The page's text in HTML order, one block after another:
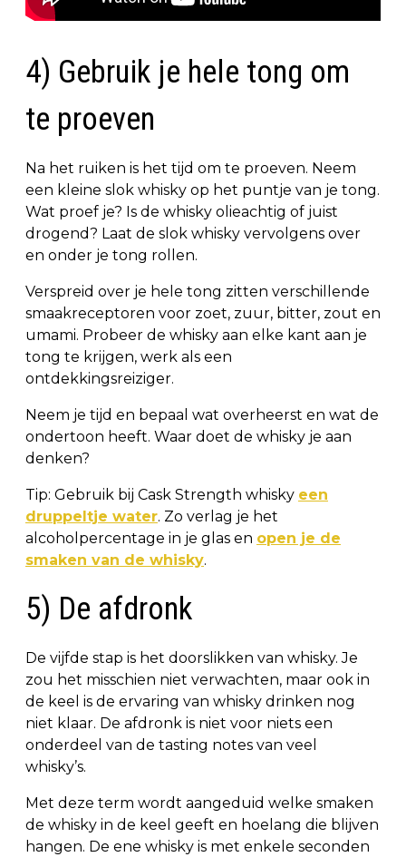
4) Gebruik je hele tong om
te proeven
Na het ruiken is het tijd om te proeven. Neem
een kleine slok whisky op het puntje van je tong.
Wat proef je? Is de whisky olieachtig of juist
drogend? Laat de slok whisky vervolgens over
en onder je tong rollen.
Verspreid over je hele tong zitten verschillende
smaakreceptoren voor zoet, zuur, bitter, zout en
umami. Probeer de whisky aan elke kant aan je
tong te krijgen, werk als een
ontdekkingsreiziger.
Neem je tijd en bepaal wat overheerst en wat de
ondertoon heeft. Waar doet de whisky je aan
denken?
Tip: Gebruik bij Cask Strength whisky een
druppeltje water. Zo verlag je het
alcoholpercentage in je glas en open je de
smaken van de whisky.
5) De afdronk
De vijfde stap is het doorslikken van whisky. Je
zou het misschien niet verwachten, maar ook in
de keel is de ervaring van whisky drinken nog
niet klaar. De afdronk is niet voor niets een
onderdeel van de tasting notes van veel
whisky’s.
Met deze term wordt aangeduid welke smaken
de whisky in de keel geeft en hoelang die blijven
hangen. De ene whisky is met enkele seconden